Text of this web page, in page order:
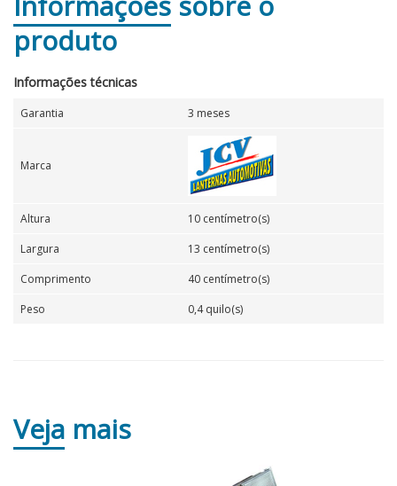
produto
Informações técnicas
Garantia 3 meses
Marca
Altura
10 centímetro(s)
Largura
13 centímetro(s)
Comprimento
40 centímetro(s)
Peso
0,4 quilo(s)
Veja mais